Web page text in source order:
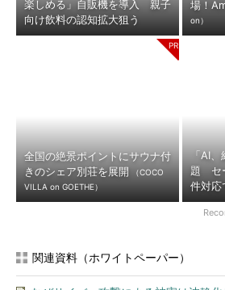
楽しめる」自販機を導入 親子
向け飲料の認知拡大狙う
場！
on）
全国の絶景ポイントにサウナ付
きのシェア別荘を展開
（COCO
VILLA on GOETHE）
「AI
題 セ
件対応
関連資料（ホワイトペーパー）